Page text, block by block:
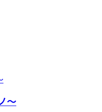
～